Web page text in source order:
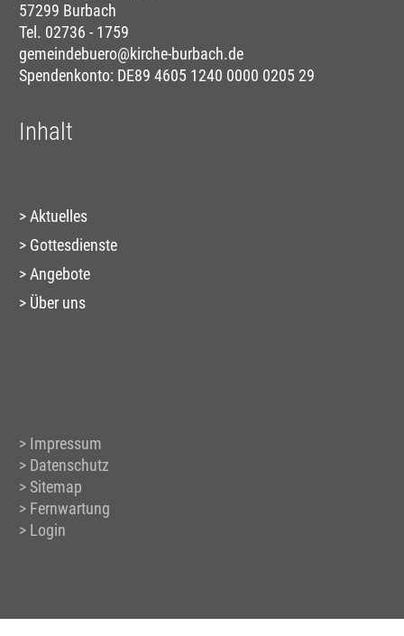
57299 Burbach
Tel. 02736 - 1759
gemeindebuero@kirche-burbach.de
Spendenkonto: DE89 4605 1240 0000 0205 29
Inhalt
Aktuelles
Gottesdienste
Angebote
Über uns
Impressum
Datenschutz
Sitemap
Fernwartung
Login